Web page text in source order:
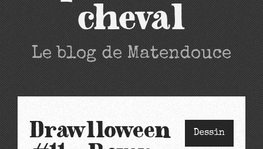
cheval
Le blog de Matendouce
Drawlloween Dessin